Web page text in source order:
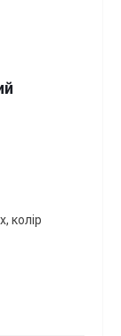
колір